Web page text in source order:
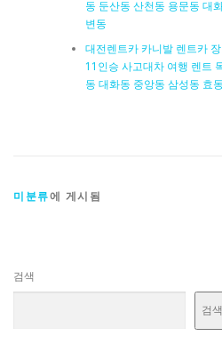
동 둔산동 산천동 용문동 대
변동
대전렌트카 카니발 렌트카
11인승 사고대차 여행 렌트
동 대화동 중앙동 삼성동 효
미분류에 게시됨
검색
검색